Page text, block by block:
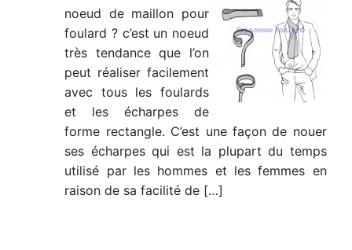
noeud de maillon pour
foulard ? c’est un noeud
très tendance que l’on
peut réaliser facilement
avec tous les foulards
et les écharpes de
forme rectangle. C’est une façon de nouer
ses écharpes qui est la plupart du temps
utilisé par les hommes et les femmes en
raison de sa facilité de […]